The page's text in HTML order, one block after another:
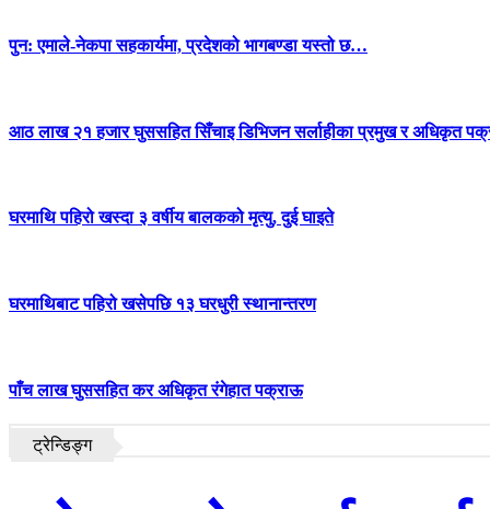
पुन: एमाले-नेकपा सहकार्यमा, प्रदेशको भागबण्डा यस्तो छ…
आठ लाख २१ हजार घुससहित सिँचाइ डिभिजन सर्लाहीका प्रमुख र अधिकृत
घरमाथि पहिरो खस्दा ३ वर्षीय बालकको मृत्यु, दुई घाइते
घरमाथिबाट पहिरो खसेपछि १३ घरधुरी स्थानान्तरण
पाँच लाख घुससहित कर अधिकृत रंगेहात पक्राऊ
ट्रेन्डिङ्ग